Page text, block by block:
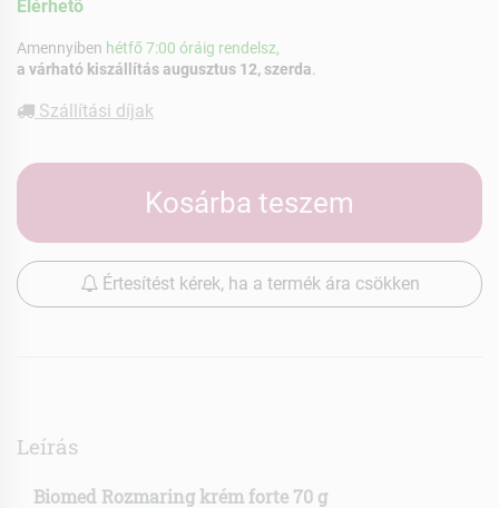
Elérhetõ
Amennyiben hétfő 7:00 óráig rendelsz,
a várható kiszállítás augusztus 12, szerda
Szállítási díjak
Kosárba teszem
Értesítést kérek, ha a termék ára csökken
Leírás
Biomed Rozmaring krém forte 70 g